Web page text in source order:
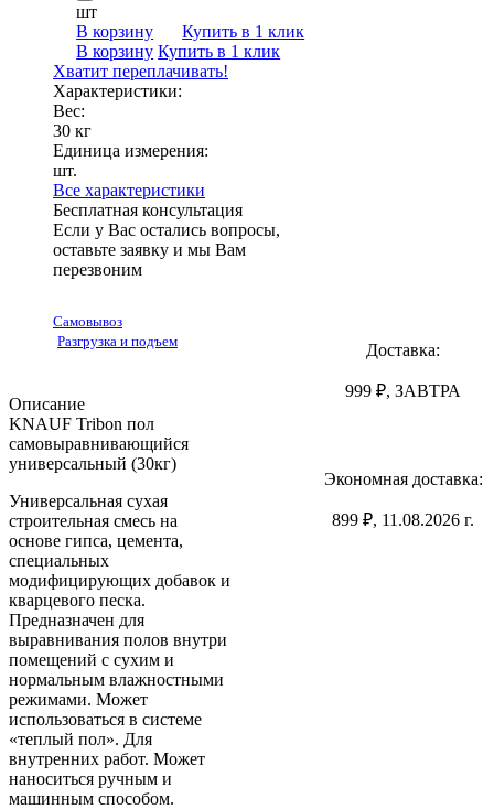
шт
В корзину
Купить в 1 клик
В корзину Купить в 1 клик
Хватит переплачивать!
Характеристики:
Вес:
30 кг
Единица измерения:
шт.
Все характеристики
Бесплатная консультация
Если у Вас остались вопросы,
оставьте заявку и мы Вам
перезвоним
Доставка:
999 ₽, ЗАВТРА
Экономная доставка:
899 ₽, 11.08.2026 г.
Самовывоз
Разгрузка и подъем
Описание
KNAUF Tribon пол
самовыравнивающийся
универсальный (30кг)
Универсальная сухая
строительная смесь на
основе гипса, цемента,
специальных
модифицирующих добавок и
кварцевого песка.
Предназначен для
выравнивания полов внутри
помещений с сухим и
нормальным влажностными
режимами. Может
использоваться в системе
«теплый пол». Для
внутренних работ. Может
наноситься ручным и
машинным способом.